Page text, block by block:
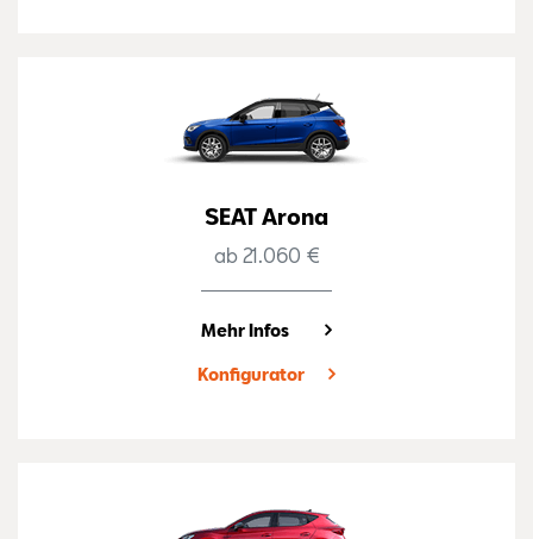
SEAT Arona
ab 21.060 €
Mehr Infos
Konfigurator